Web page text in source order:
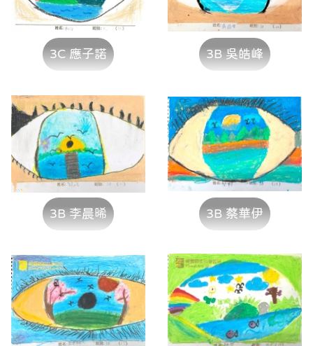
3C 應子諾 3B 吳皓峰
3B 李晨晞 3B 蔡華伊